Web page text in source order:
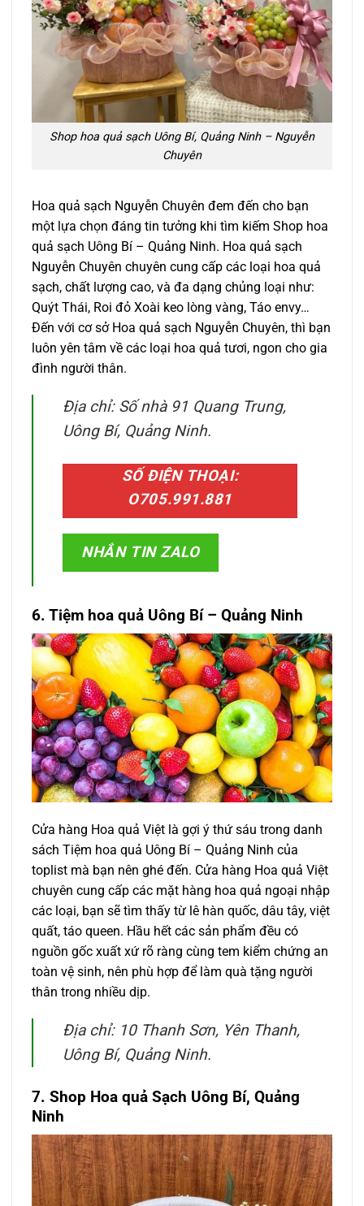
Shop hoa quả sạch Uông Bí, Quảng Ninh – Nguyễn
Chuyên
Hoa quả sạch Nguyễn Chuyên đem đến cho bạn
một lựa chọn đáng tin tưởng khi tìm kiếm Shop hoa
quả sạch Uông Bí – Quảng Ninh. Hoa quả sạch
Nguyễn Chuyên chuyên cung cấp các loại hoa quả
sạch, chất lượng cao, và đa dạng chủng loại như:
Quýt Thái, Roi đỏ Xoài keo lòng vàng, Táo envy…
Đến với cơ sở Hoa quả sạch Nguyễn Chuyên, thì bạn
luôn yên tâm về các loại hoa quả tươi, ngon cho gia
đình người thân.
Địa chỉ: Số nhà 91 Quang Trung,
Uông Bí, Quảng Ninh.
SỐ ĐIỆN THOẠI:
O705.991.881
NHẮN TIN ZALO
6. Tiệm hoa quả Uông Bí – Quảng Ninh
Cửa hàng Hoa quả Việt là gợi ý thứ sáu trong danh
sách Tiệm hoa quả Uông Bí – Quảng Ninh của
toplist mà bạn nên ghé đến. Cửa hàng Hoa quả Việt
chuyên cung cấp các mặt hàng hoa quả ngoại nhập
các loại, bạn sẽ tìm thấy từ lê hàn quốc, dâu tây, việt
quất, táo queen. Hầu hết các sản phẩm đều có
nguồn gốc xuất xứ rõ ràng cùng tem kiểm chứng an
toàn vệ sinh, nên phù hợp để làm quà tặng người
thân trong nhiều dịp.
Địa chỉ: 10 Thanh Sơn, Yên Thanh,
Uông Bí, Quảng Ninh.
7. Shop Hoa quả Sạch Uông Bí, Quảng
Ninh